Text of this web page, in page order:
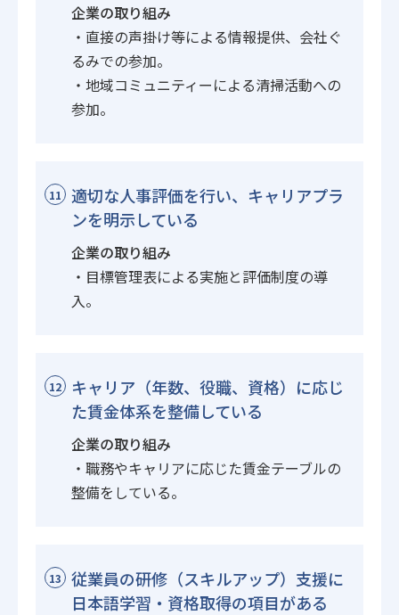
企業の取り組み
・直接の声掛け等による情報提供、会社ぐ
るみでの参加。
・地域コミュニティーによる清掃活動への
参加。
11
適切な人事評価を行い、キャリアプラ
ンを明示している
企業の取り組み
・目標管理表による実施と評価制度の導
入。
12
キャリア（年数、役職、資格）に応じ
た賃金体系を整備している
企業の取り組み
・職務やキャリアに応じた賃金テーブルの
整備をしている。
13
従業員の研修（スキルアップ）支援に
日本語学習・資格取得の項目がある